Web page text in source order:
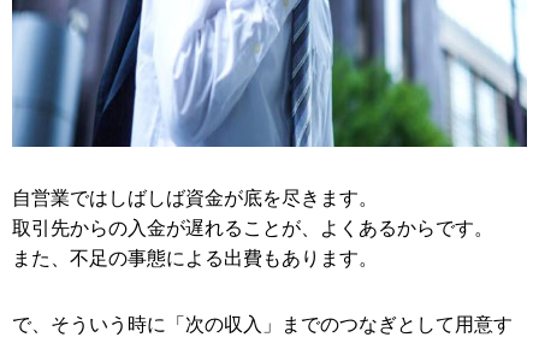
自営業ではしばしば資金が底を尽きます。
取引先からの入金が遅れることが、よくあるからです。
また、不足の事態による出費もあります。
で、そういう時に「次の収入」までのつなぎとして用意す